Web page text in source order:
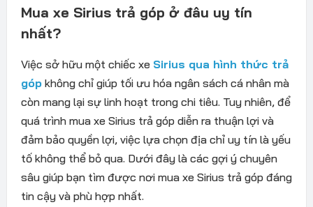
Mua xe Sirius trả góp ở đâu uy tín
nhất?
Việc sở hữu một chiếc xe Sirius qua hình thức trả
góp không chỉ giúp tối ưu hóa ngân sách cá nhân mà
còn mang lại sự linh hoạt trong chi tiêu. Tuy nhiên, để
quá trình mua xe Sirius trả góp diễn ra thuận lợi và
đảm bảo quyền lợi, việc lựa chọn địa chỉ uy tín là yếu
tố không thể bỏ qua. Dưới đây là các gợi ý chuyên
sâu giúp bạn tìm được nơi mua xe Sirius trả góp đáng
tin cậy và phù hợp nhất.